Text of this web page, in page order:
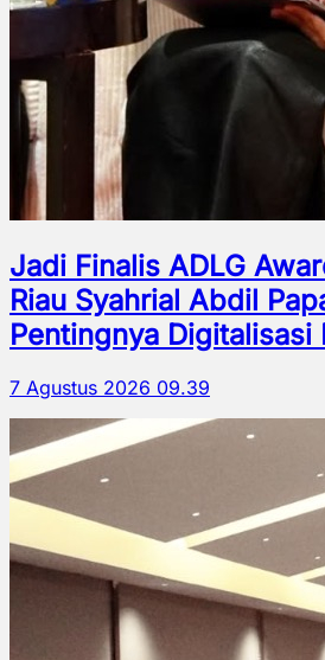
Jadi Finalis ADLG
Riau Syahrial Abdil
Pentingnya Digitalisasi
7 Agustus 2026 09.39